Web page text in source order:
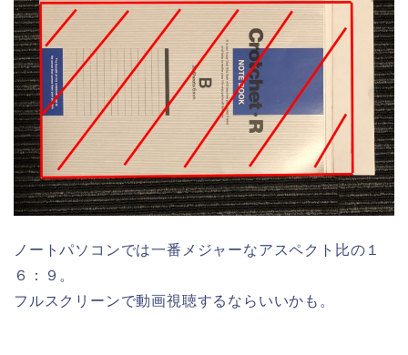
ノートパソコンでは一番メジャーなアスペクト比の１
６：９。
フルスクリーンで動画視聴するならいいかも。